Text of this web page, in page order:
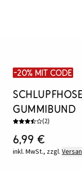
-20% mit Code
Gummibund
(2)
6,99 €
inkl. MwSt., zzgl.